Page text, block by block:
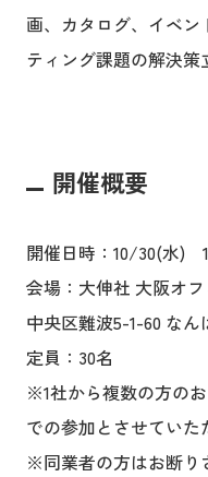
画、カタログ、イベ
ティング課題の解決策
開催概要
開催日時：10/30(水)
会場：大伸社 大阪オ
中央区難波5-1-60 なん
定員：30名
※1社から複数の方の
での参加とさせていた
※同業者の方はお断り